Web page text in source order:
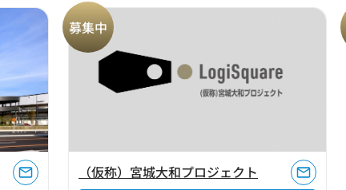
募集中
（仮称）宮城大和プロジェクト